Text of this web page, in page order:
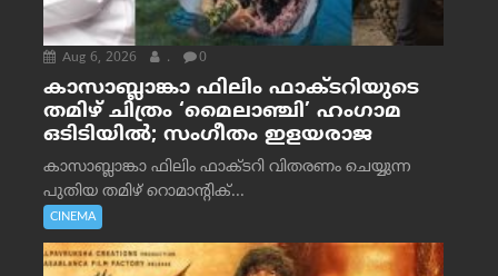
Aug 6, 2026 . 0
കാസാബ്ലാങ്കാ ഫിലിം ഫാക്ടറിയുടെ
തമിഴ് ചിത്രം ‘മൈലാഞ്ചി’ ഹംഗാമ
ഒടിടിയിൽ; സംഗീതം ഇളയരാജ
കാസാബ്ലാങ്കാ ഫിലിം ഫാക്ടറി വിതരണം ചെയ്യുന്ന
പുതിയ തമിഴ് റൊമാന്റിക്...
CINEMA